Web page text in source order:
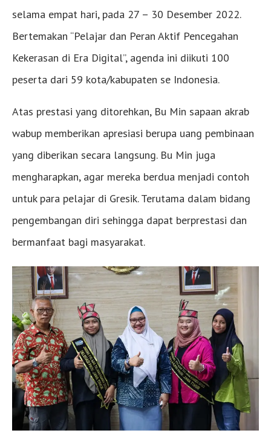
selama empat hari, pada 27 – 30 Desember 2022.
Bertemakan “Pelajar dan Peran Aktif Pencegahan
Kekerasan di Era Digital”, agenda ini diikuti 100
peserta dari 59 kota/kabupaten se Indonesia.
Atas prestasi yang ditorehkan, Bu Min sapaan akrab
wabup memberikan apresiasi berupa uang pembinaan
yang diberikan secara langsung. Bu Min juga
mengharapkan, agar mereka berdua menjadi contoh
untuk para pelajar di Gresik. Terutama dalam bidang
pengembangan diri sehingga dapat berprestasi dan
bermanfaat bagi masyarakat.